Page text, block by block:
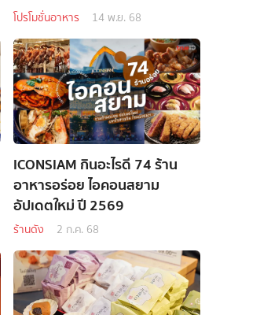
โปรโมชั่นอาหาร 14 พ.ย. 68
ICONSIAM กินอะไรดี 74 ร้าน
อาหารอร่อย ไอคอนสยาม
อัปเดตใหม่ ปี 2569
ร้านดัง 2 ก.ค. 68